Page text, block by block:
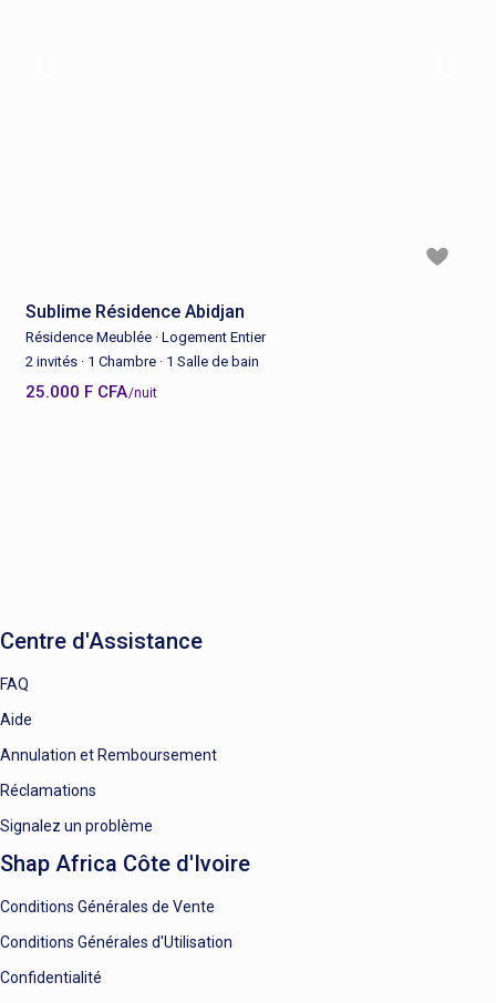
Sublime Résidence Abidjan
Résidence Meublée · Logement Entier
2 invités · 1 Chambre · 1 Salle de bain
25.000 F CFA/nuit
Centre d'Assistance
FAQ
Aide
Annulation et Remboursement
Réclamations
Signalez un problème
Shap Africa Côte d'Ivoire
Conditions Générales de Vente
Conditions Générales d'Utilisation
Confidentialité